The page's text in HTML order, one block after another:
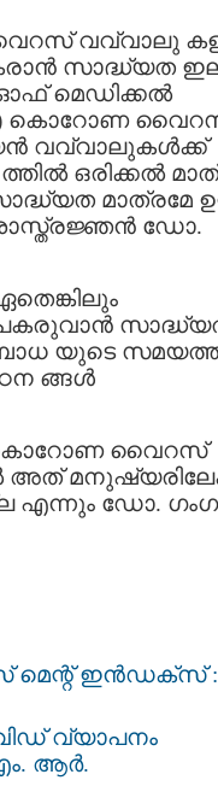
വവ്വാലു
സാദ്ധ്യത
മെഡിക്കൽ
കൊറോണ
വവ്വാലുകൾക്ക്
ഒരിക്കൽ
മാത്രമേ
ഡോ.
യുടെ
ങ്ങള്‍
കൊറോണ വൈറസ്
അത്
എന്നും ഡോ.
ഇൻഡക്സ് :
വ്യാപനം
ആര്‍.